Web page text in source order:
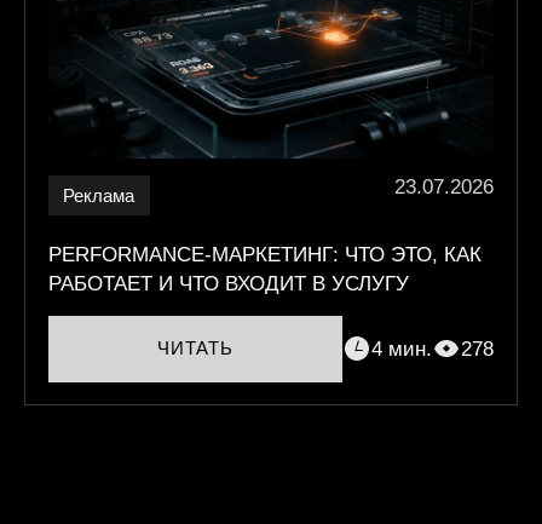
Реклама 23.07.2026
PERFORMANCE-МАРКЕТИНГ: ЧТО ЭТО, КАК
РАБОТАЕТ И ЧТО ВХОДИТ В УСЛУГУ
ЧИТАТЬ 4 мин. 278